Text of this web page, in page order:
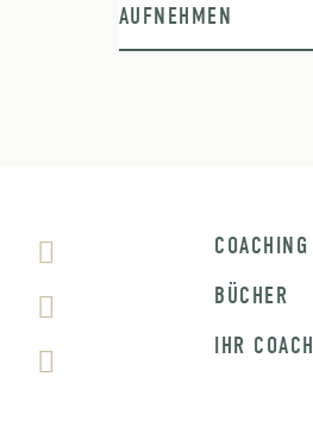
AUFNEHMEN
COACHING
BÜCHER
IHR COACH